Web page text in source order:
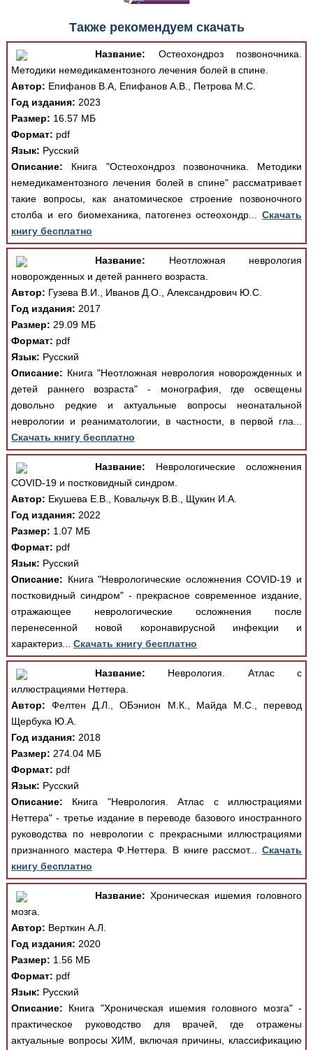
Также рекомендуем скачать
Название: Остеохондроз позвоночника.
Методики немедикаментозного лечения болей в спине.
Автор: Епифанов В.А, Епифанов А.В., Петрова М.С.
Год издания: 2023
Размер: 16.57 МБ
Формат: pdf
Язык: Русский
Описание: Книга "Остеохондроз позвоночника. Методики
немедикаментозного лечения болей в спине" рассматривает
такие вопросы, как анатомическое строение позвоночного
столба и его биомеханика, патогенез остеохондр...Скачать
книгу бесплатно
Название: Неотложная неврология
новорожденных и детей раннего возраста.
Автор: Гузева В.И., Иванов Д.О., Александрович Ю.С.
Год издания: 2017
Размер: 29.09 МБ
Формат: pdf
Язык: Русский
Описание: Книга "Неотложная неврология новорожденных и
детей раннего возраста" - монография, где освещены
довольно редкие и актуальные вопросы неонатальной
неврологии и реаниматологии, в частности, в первой гла...
Скачать книгу бесплатно
Название: Неврологические осложнения
COVID-19 и постковидный синдром.
Автор: Екушева Е.В., Ковальчук В.В., Щукин И.А.
Год издания: 2022
Размер: 1.07 МБ
Формат: pdf
Язык: Русский
Описание: Книга "Неврологические осложнения COVID-19 и
постковидный синдром" - прекрасное современное издание,
отражающее неврологические осложнения после
перенесенной новой коронавирусной инфекции и
характериз... Скачать книгу бесплатно
Название: Неврология. Атлас с
иллюстрациями Неттера.
Автор: Фелтен Д.Л., ОБэнион М.К., Майда М.С., перевод
Щербука Ю.А.
Год издания: 2018
Размер: 274.04 МБ
Формат: pdf
Язык: Русский
Описание: Книга "Неврология. Атлас с иллюстрациями
Неттера" - третье издание в переводе базового иностранного
руководства по неврологии с прекрасными иллюстрациями
признанного мастера Ф.Неттера. В книге рассмот...Скачать
книгу бесплатно
Название: Хроническая ишемия головного
мозга.
Автор: Верткин А.Л.
Год издания: 2020
Размер: 1.56 МБ
Формат: pdf
Язык: Русский
Описание: Книга "Хроническая ишемия головного мозга" -
практическое руководство для врачей, где отражены
актуальные вопросы ХИМ, включая причины, классификацию